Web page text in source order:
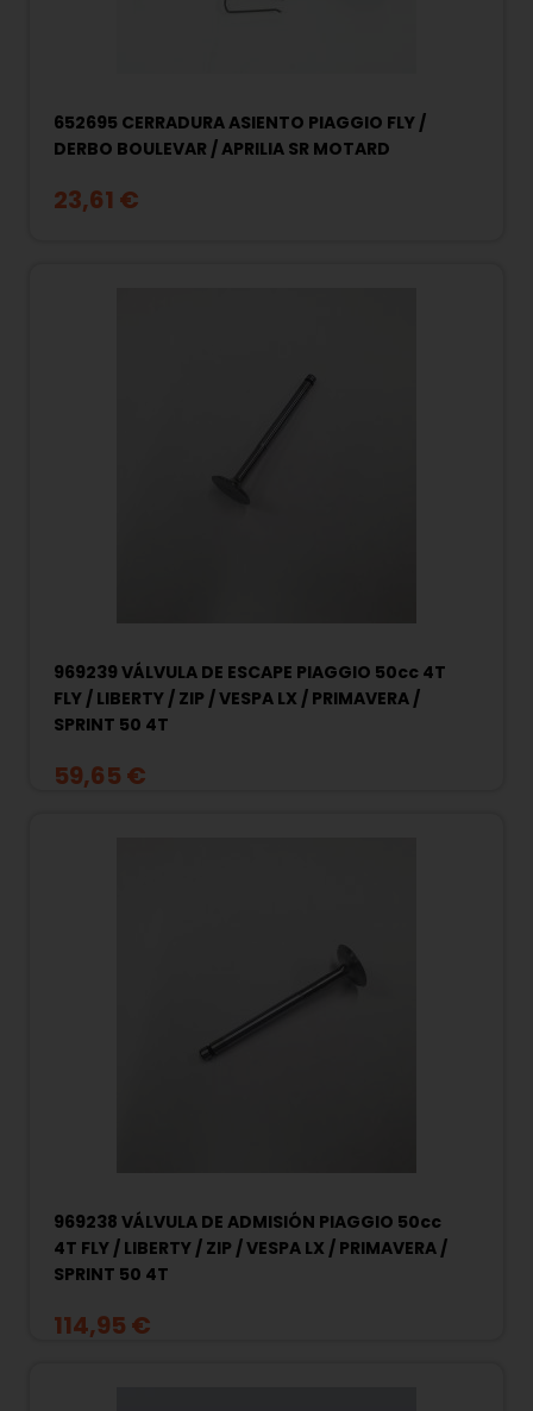
652695 CERRADURA ASIENTO PIAGGIO FLY /
DERBO BOULEVAR / APRILIA SR MOTARD
23,61 €
969239 VÁLVULA DE ESCAPE PIAGGIO 50cc 4T
FLY / LIBERTY / ZIP / VESPA LX / PRIMAVERA /
SPRINT 50 4T
59,65 €
969238 VÁLVULA DE ADMISIÓN PIAGGIO 50cc
4T FLY / LIBERTY / ZIP / VESPA LX / PRIMAVERA /
SPRINT 50 4T
114,95 €